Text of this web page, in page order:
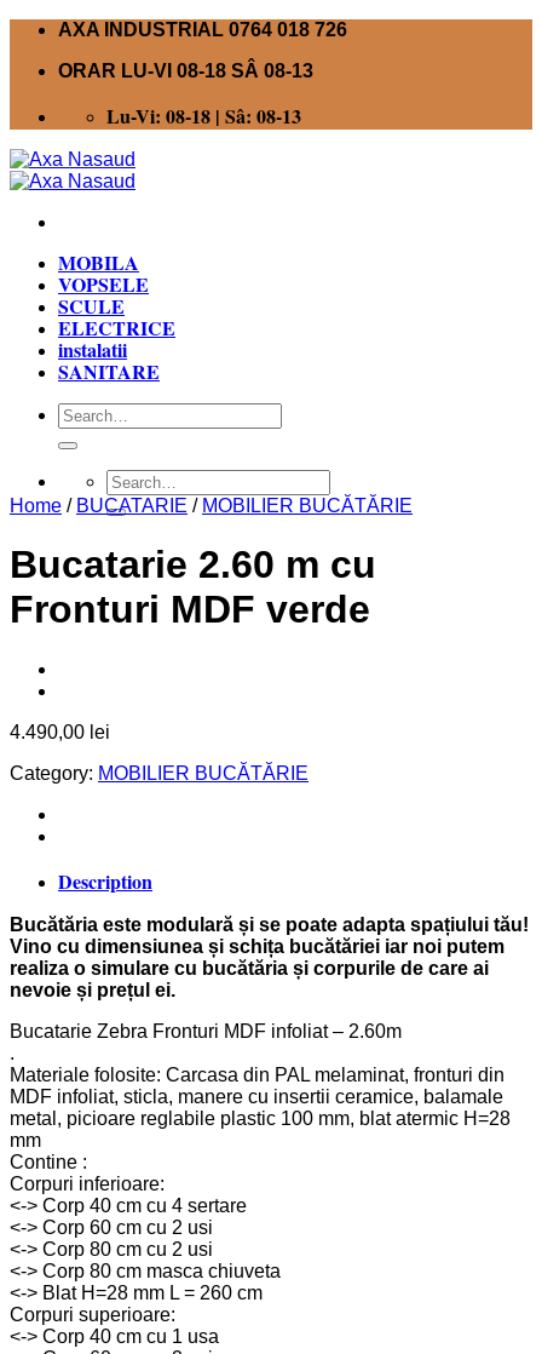
Skip
content
AXA INDUSTRIAL 0764 018 726
ORAR LU-VI 08-18 SÂ 08-13
Lu-Vi: 08-18 | Sâ: 08-13
MOBILA
VOPSELE
SCULE
ELECTRICE
instalatii
SANITARE
Search
for:
Search
for:
Home / BUCATARIE / MOBILIER BUCĂTĂRIE
Bucatarie 2.60 m cu
Fronturi MDF verde
4.490,00 lei
Category: MOBILIER BUCĂTĂRIE
Description
Bucătăria este modulară și se poate adapta spațiului tău!
Vino cu dimensiunea și schița bucătăriei iar noi putem
realiza o simulare cu bucătăria și corpurile de care ai
nevoie și prețul ei.
Bucatarie Zebra Fronturi MDF infoliat – 2.60m
.
Materiale folosite: Carcasa din PAL melaminat, fronturi din
MDF infoliat, sticla, manere cu insertii ceramice, balamale
metal, picioare reglabile plastic 100 mm, blat atermic H=28
mm
Contine :
Corpuri inferioare:
<-> Corp 40 cm cu 4 sertare
<-> Corp 60 cm cu 2 usi
<-> Corp 80 cm cu 2 usi
<-> Corp 80 cm masca chiuveta
<-> Blat H=28 mm L = 260 cm
Corpuri superioare:
<-> Corp 40 cm cu 1 usa